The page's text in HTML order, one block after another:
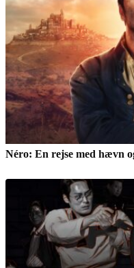
Néro: En rejse med hævn